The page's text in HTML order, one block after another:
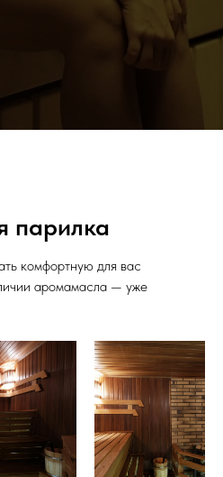
парилка
комфортную для вас
аромамасла — уже